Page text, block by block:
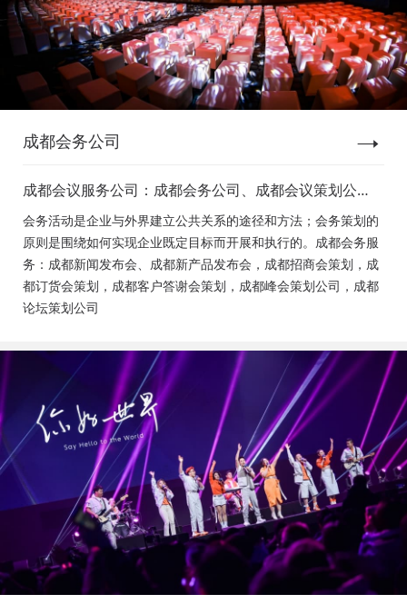
成都会务公司
成都会议服务公司：成都会务公司、成都会议策划公
司、成都新闻发布会策划、成都新产品发布会策划、成
都经销商会议策划、成都招商会策划、成都订货会策
划、成都颁奖会策划、成都客户答谢会策划、成都高峰
论坛策划公司、成都年会策划、成都会议活动策划
会务活动是企业与外界建立公共关系的途径和方法；会务策划的
原则是围绕如何实现企业既定目标而开展和执行的。成都会务服
务：成都新闻发布会、成都新产品发布会，成都招商会策划，成
都订货会策划，成都客户答谢会策划，成都峰会策划公司，成都
论坛策划公司